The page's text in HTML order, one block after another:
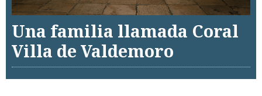
Una familia llamada Coral
Villa de Valdemoro